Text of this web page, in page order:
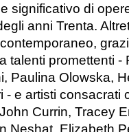
significativo di
anni Trenta.
talenti promettenti -
Paulina Olowska,
- e artisti consacrati
Currin, Tracey
Neshat, Elizabeth